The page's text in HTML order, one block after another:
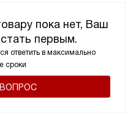
пока нет, Ваш
первым.
ответить в максимально
сроки